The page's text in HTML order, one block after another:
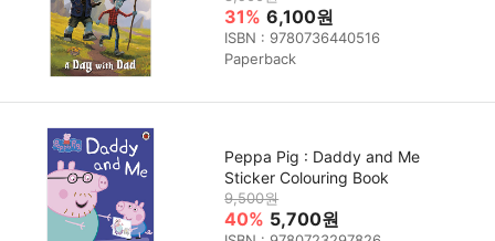
31% 6,100원
ISBN : 9780736440516
Paperback
Peppa Pig : Daddy and Me
Sticker Colouring Book
9,500원
40% 5,700원